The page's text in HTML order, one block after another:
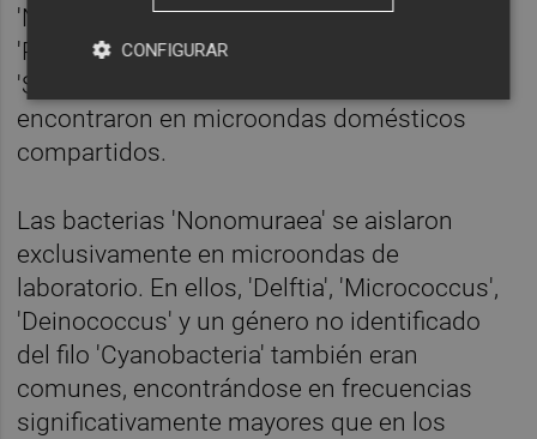
'Novosphingobium', 'Paenibacillus',
'Peribacillus', 'Planococcus', 'Rothia',
'Sporosarcina' y 'Terribacillus' solo se
encontraron en microondas domésticos
compartidos.
Las bacterias 'Nonomuraea' se aislaron
exclusivamente en microondas de
laboratorio. En ellos, 'Delftia', 'Micrococcus',
'Deinococcus' y un género no identificado
del filo 'Cyanobacteria' también eran
comunes, encontrándose en frecuencias
significativamente mayores que en los
CONFIGURAR